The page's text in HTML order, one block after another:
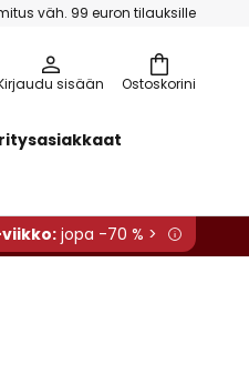
väh. 99 euron tilauksille
Ostoskorini
sisään
jopa -70 % >